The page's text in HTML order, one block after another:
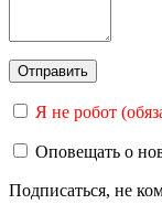
Я не робот
Оповещать о
Подписаться, не